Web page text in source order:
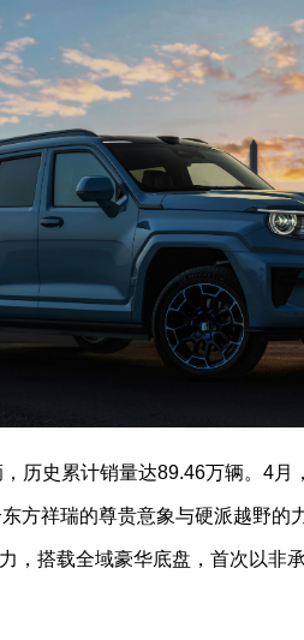
历史累计销量达89.46万辆。4
方祥瑞的尊贵意象与硬派越野
，搭载全域豪华底盘，首次以非